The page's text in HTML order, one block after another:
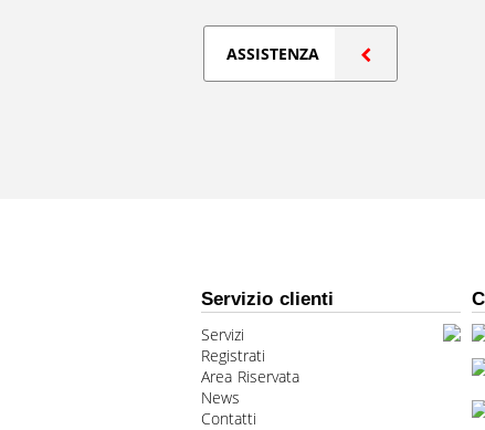
ASSISTENZA
Servizio clienti
Servizi
Registrati
Area Riservata
News
Contatti